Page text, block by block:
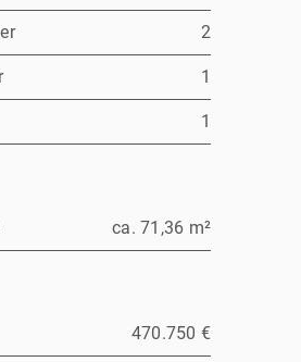
2
1
1
ca. 71,36 m²
470.750 €